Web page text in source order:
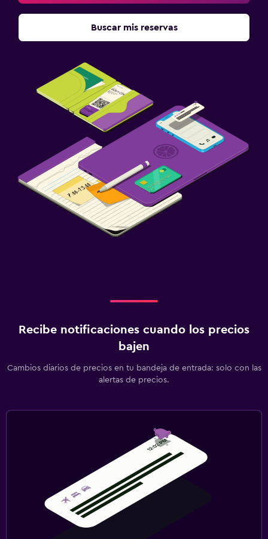
Buscar mis reservas
Recibe notificaciones cuando los precios
bajen
Cambios diarios de precios en tu bandeja de entrada: solo con las
alertas de precios.